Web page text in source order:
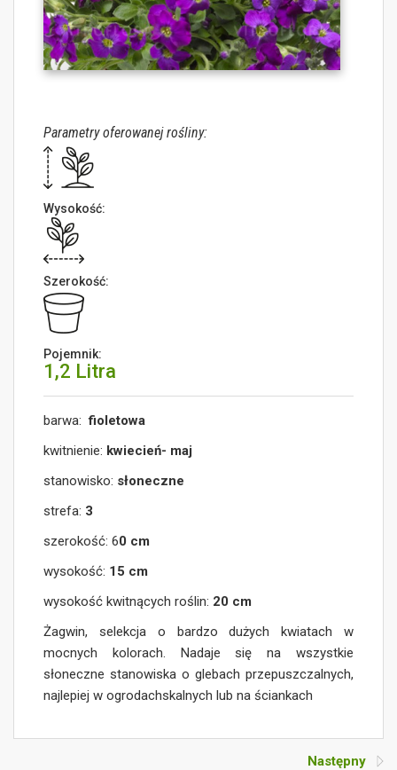
Parametry oferowanej rośliny:
Wysokość:
Szerokość:
Pojemnik:
1,2 Litra
barwa: fioletowa
kwitnienie: kwiecień- maj
stanowisko: słoneczne
strefa: 3
szerokość: 60 cm
wysokość: 15 cm
wysokość kwitnących roślin: 20 cm
Żagwin, selekcja o bardzo dużych kwiatach w
mocnych kolorach. Nadaje się na wszystkie
słoneczne stanowiska o glebach przepuszczalnych,
najlepiej w ogrodachskalnych lub na ściankach
Następny